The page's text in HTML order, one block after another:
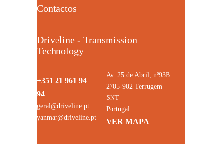
Contactos
Driveline - Transmission
Technology
+351 21 961 94
94
geral@driveline.pt
yanmar@driveline.pt
Av. 25 de Abril, nº93B
2705-902 Terrugem
SNT
Portugal
VER MAPA